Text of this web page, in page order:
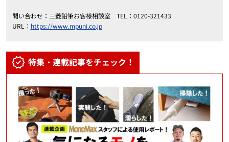
問い合わせ：三菱鉛筆お客様相談室 TEL：0120-321433
URL： https://www.mpuni.co.jp
特集・連載記事をチェック！